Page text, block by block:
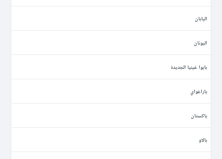
اليابان
اليونان
بابوا غينيا الجديدة
باراغواي
باكستان
بالاو